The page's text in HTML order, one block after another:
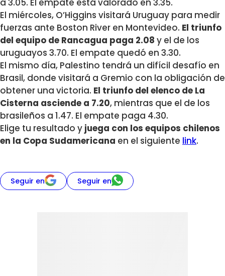
a 3.05. El empate está valorado en 3.35.
El miércoles, O’Higgins visitará Uruguay para medir
fuerzas ante Boston River en Montevideo. El triunfo
del equipo de Rancagua paga 2.08 y el de los
uruguayos 3.70. El empate quedó en 3.30.
El mismo día, Palestino tendrá un difícil desafío en
Brasil, donde visitará a Gremio con la obligación de
obtener una victoria. El triunfo del elenco de La
Cisterna asciende a 7.20, mientras que el de los
brasileños a 1.47. El empate paga 4.30.
Elige tu resultado y juega con los equipos chilenos
en la Copa Sudamericana en el siguiente link.
Seguir en Seguir en